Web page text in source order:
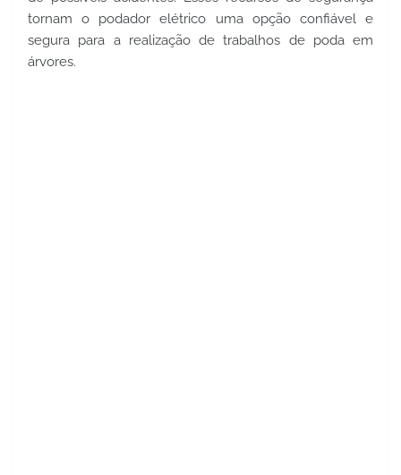
tornam o podador elétrico uma opção confiável e
segura para a realização de trabalhos de poda em
árvores.